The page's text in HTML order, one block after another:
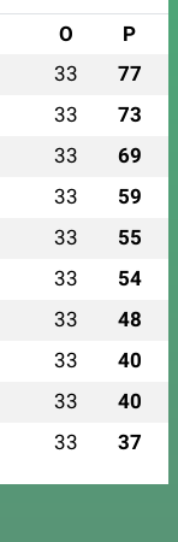
O P
33 77
33 73
33 69
33 59
33 55
33 54
33 48
33 40
33 40
33 37